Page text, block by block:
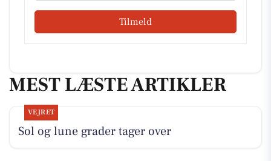
Tilmeld
MEST LÆSTE ARTIKLER
VEJRET
Sol og lune grader tager over